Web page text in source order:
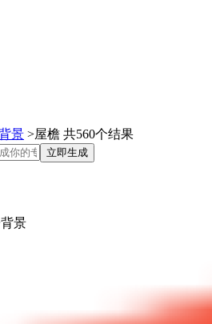
景 >屋檐 共560个结果
立即生成
景